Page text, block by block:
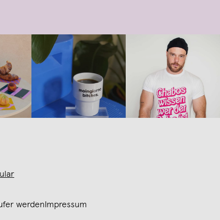
werden Impressum